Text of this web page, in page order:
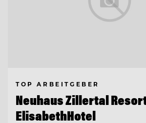
TOP ARBEITGEBER
Neuhaus Zillertal
ElisabethHotel